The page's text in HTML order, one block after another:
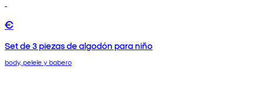
€
Set de 3 piezas de algodón para niño
body, pelele y babero